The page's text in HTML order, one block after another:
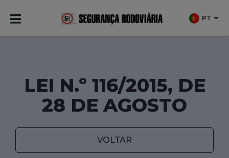
PT
LEI N.º 116/2015, DE
28 DE AGOSTO
VOLTAR